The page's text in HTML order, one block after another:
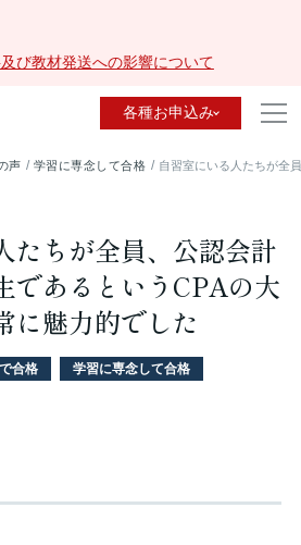
び教材発送への影響について
各種お申込み
声 学習に専念して合格 自習室にいる人たちが全
たちが全員、公認会計
であるというCPAの大
に魅力的でした
合格 学習に専念して合格